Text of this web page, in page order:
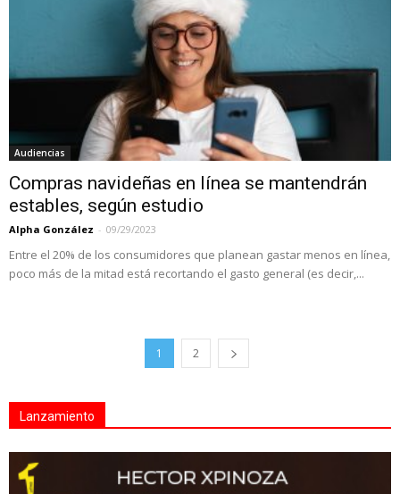
Audiencias
Compras navideñas en línea se mantendrán
estables, según estudio
Alpha González - 09/29/2023
Entre el 20% de los consumidores que planean gastar menos en línea,
poco más de la mitad está recortando el gasto general (es decir,...
1 2
Lanzamiento